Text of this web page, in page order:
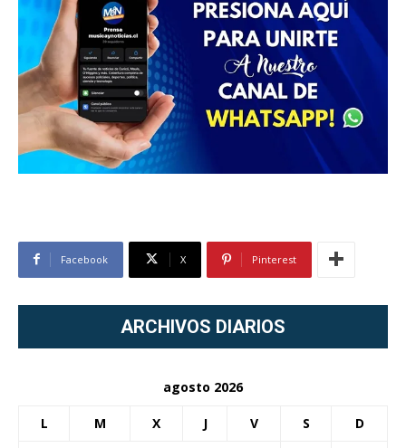
Facebook X Pinterest
ARCHIVOS DIARIOS
agosto 2026
L M X J V S D